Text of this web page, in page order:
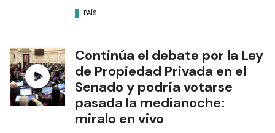
PAÍS
Continúa el debate por la Ley
de Propiedad Privada en el
Senado y podría votarse
pasada la medianoche:
miralo en vivo